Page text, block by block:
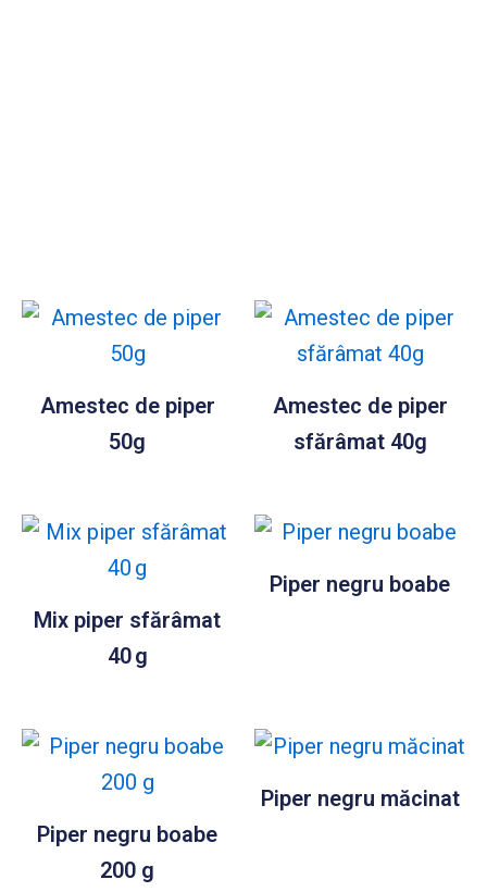
Amestec de piper
50g
Amestec de piper
sfărâmat 40g
Mix piper sfărâmat
40 g
Piper negru boabe
Piper negru boabe
200 g
Piper negru măcinat